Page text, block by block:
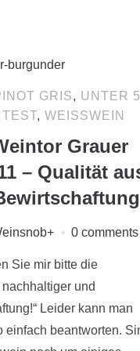
GRIS, UNTER 5
, WEISSWEIN
Grauer
– Qualität
+ 0 comments
Sie mir bitte die
und
Leider kann man
einfach beantworten.